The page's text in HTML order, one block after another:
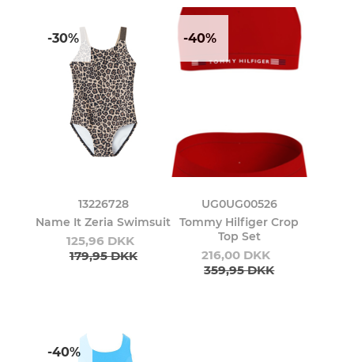
-30%
13226728
Name It Zeria Swimsuit
125,96 DKK
179,95 DKK
-40%
UG0UG00526
Tommy Hilfiger Crop
Top Set
216,00 DKK
359,95 DKK
-40%